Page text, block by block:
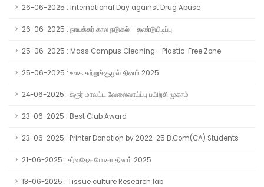
26-06-2025 : International Day against Drug Abuse
26-06-2025 : நாயக்கர் கால நடுகல் - கண்டுபிடிப்பு
25-06-2025 : Mass Campus Cleaning - Plastic-Free Zone
25-06-2025 : உலக சுற்றுச்சூழல் தினம் 2025
24-06-2025 : கரூர் மாவட்ட வேலைவாய்ப்பு பயிற்சி முகாம்
23-06-2025 : Best Club Award
23-06-2025 : Printer Donation by 2022-25 B.Com(CA) Students
21-06-2025 : சர்வதேச யோகா தினம் 2025
13-06-2025 : Tissue culture Research lab